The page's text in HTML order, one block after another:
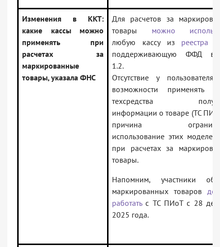
Изменения в ККТ:
какие кассы можно
применять при
расчетах за
маркированные
товары, указала ФНС
Для расчетов за
товары можно
любую кассу из реестра
поддерживающую ФФД
1.2.
Отсутствие у
возможности применять
техсредства
информации о товаре (ТС
причина
использование этих
при расчетах за
товары.
Напомним, участники
маркированных товаров
работатьс ТС ПИоТ с 28
2025 года.